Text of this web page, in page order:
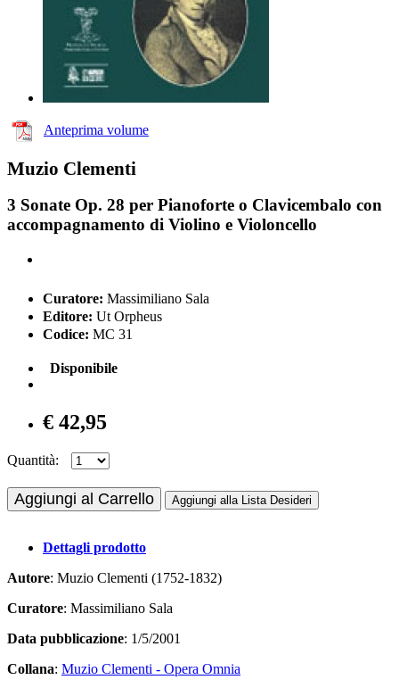
Anteprima volume
Muzio Clementi
3 Sonate Op. 28 per Pianoforte o Clavicembalo con
accompagnamento di Violino e Violoncello
Curatore: Massimiliano Sala
Editore: Ut Orpheus
Codice: MC 31
Disponibile
€ 42,95
Quantità:
Aggiungi al Carrello Aggiungi alla Lista Desideri
Dettagli prodotto
Autore: Muzio Clementi (1752-1832)
Curatore: Massimiliano Sala
Data pubblicazione: 1/5/2001
Collana: Muzio Clementi - Opera Omnia